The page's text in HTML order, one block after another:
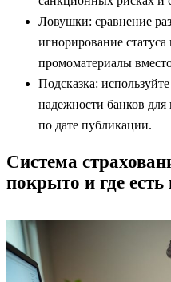
Ловушки: сравнение
игнорирование статуса
промоматериалы
Подсказка:
надежности банков для
по дате публикации.
Система
покрыто и где